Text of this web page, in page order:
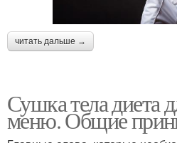
читать дальше →
Сушка тела диета
меню. Общие